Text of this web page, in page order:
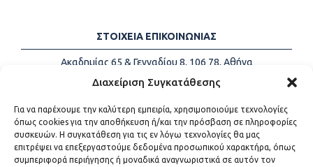
Διαχείριση Συγκατάθεσης
Για να παρέχουμε την καλύτερη εμπειρία, χρησιμοποιούμε τεχνολογίες
όπως cookies για την αποθήκευση ή/και την πρόσβαση σε πληροφορίες
συσκευών. Η συγκατάθεση για τις εν λόγω τεχνολογίες θα μας
επιτρέψει να επεξεργαστούμε δεδομένα προσωπικού χαρακτήρα, όπως
συμπεριφορά περιήγησης ή μοναδικά αναγνωριστικά σε αυτόν τον
ΣΤΟΙΧΕΙΑ ΕΠΙΚΟΙΝΩΝΙΑΣ
Ακαδημίας 65 & Γενναδίου 8, 106 78, Αθήνα
Τηλέφωνα:
+30 213-2147500
Email:
info@kede.gr
ΧΡΗΣΙΜΟΙ ΣΥΝΔΕΣΜΟΙ